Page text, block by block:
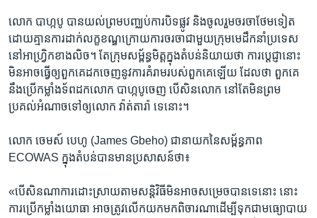
លោក​ បាហ្កបូ​ បាន​យល់ព្រម​បញ្ឈប់​ការបិទ​ផ្លូវ​ និង​ចូលរួម​ចរចា​ថែមទៀត​
ដោយ​គ្មាន​ការដាក់​លក្ខខណ្ឌក្រោយ​ការចរចា​ជាមួយ​ក្រុមមេដឹកនាំ​ប្រទេស​
នៅ​អាហ្វ្រិក​ខាងលិច។ តែ​ក្រុម​សម្ព័ន្ធមិត្ត​ក្នុង​តំបន់​និយាយ​ថា​ ការប្តេជ្ញា​នោះ​
មិន​អាច​ធ្វើ​ឲ្យ​ពួកគេ​ដកចេញ​នូវ​ការគំរាម​របស់​ពួកគេ​ឡើយ​ ដែលថា​ ពួកគេ​
នឹង​ប្រើ​កម្លាំងទ័ព​ដក​លោក​ បាហ្កបូ​ចេញ​ បើសិនលោក​ នៅតែ​មិនព្រម​
ប្រគល់​អំណាច​ទៅ​ឲ្យ​លោក​ វ៉ាត់តារ៉ា​ ទេ​នោះ។
លោក​ ចេមស៍ បេហូ (James Gbeho)​ ជា​នាយក​នៃ​សម្ព័ន្ធភាព​
ECOWAS​ ក្នុង​តំបន់​បាន​មាន​ប្រសាសន៍ថា៖
«បើសិនណា​ការដោះស្រាយ​តាម​សន្តិវិធី​មិន​អាច​សម្រេច​បាន​ទេ​នោះ​ នោះ​
ការ​ប្រើ​កម្លាំង​យោធា​ អាច​ត្រូវ​លើក​យក​មក​ពិចារណា​ដើម្បី​ទុកជា​មធ្យោបាយ​